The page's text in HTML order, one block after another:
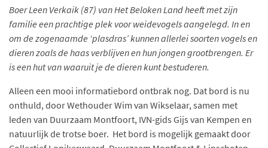
Boer Leen Verkaik (87) van Het Beloken Land heeft met zijn
familie een prachtige plek voor weidevogels aangelegd. In en
om de zogenaamde ‘plasdras’ kunnen allerlei soorten vogels en
dieren zoals de haas verblijven en hun jongen grootbrengen. Er
is een hut van waaruit je de dieren kunt bestuderen.
Alleen een mooi informatiebord ontbrak nog. Dat bord is nu
onthuld, door Wethouder Wim van Wikselaar, samen met
leden van Duurzaam Montfoort, IVN-gids Gijs van Kempen en
natuurlijk de trotse boer. Het bord is mogelijk gemaakt door